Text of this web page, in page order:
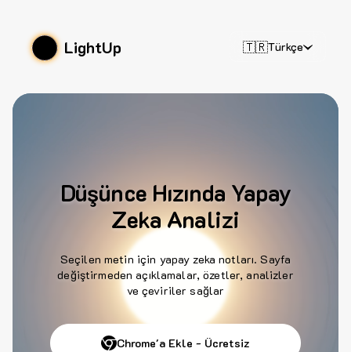
LightUp 🇹🇷Türkçe
Düşünce Hızında Yapay
Zeka Analizi
Seçilen metin için yapay zeka notları. Sayfa
değiştirmeden açıklamalar, özetler, analizler
ve çeviriler sağlar
Chrome'a Ekle - Ücretsiz